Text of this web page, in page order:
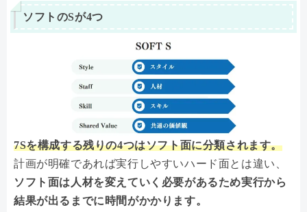
ソフトのSが4つ
7Sを構成する残りの4つはソフト面に分類されます。
計画が明確であれば実行しやすいハード面とは違い、
ソフト面は人材を変えていく必要があるため実行から
結果が出るまでに時間がかかります。